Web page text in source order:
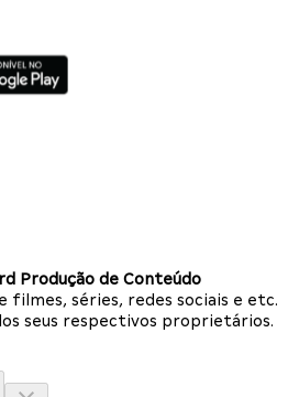
Produção de Conteúdo
filmes, séries, redes sociais e etc.
seus respectivos proprietários.